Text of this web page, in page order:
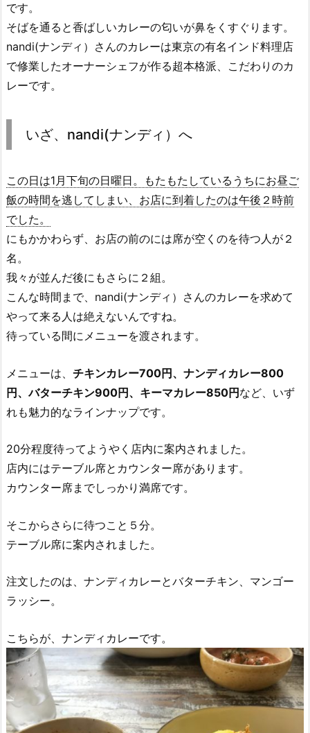
です。
そばを通ると香ばしいカレーの匂いが鼻をくすぐります。
nandi(ナンディ）さんのカレーは東京の有名インド料理店
で修業したオーナーシェフが作る超本格派、こだわりのカ
レーです。
いざ、nandi(ナンディ）へ
この日は1月下旬の日曜日。もたもたしているうちにお昼ご
飯の時間を逃してしまい、お店に到着したのは午後２時前
でした。
にもかかわらず、お店の前のには席が空くのを待つ人が２
名。
我々が並んだ後にもさらに２組。
こんな時間まで、nandi(ナンディ）さんのカレーを求めて
やって来る人は絶えないんですね。
待っている間にメニューを渡されます。
メニューは、 チキンカレー700円、ナンディカレー800
円、バターチキン900円、キーマカレー850円など、いず
れも魅力的なラインナップです。
20分程度待ってようやく店内に案内されました。
店内にはテーブル席とカウンター席があります。
カウンター席までしっかり満席です。
そこからさらに待つこと５分。
テーブル席に案内されました。
注文したのは、ナンディカレーとバターチキン、マンゴー
ラッシー。
こちらが、ナンディカレーです。